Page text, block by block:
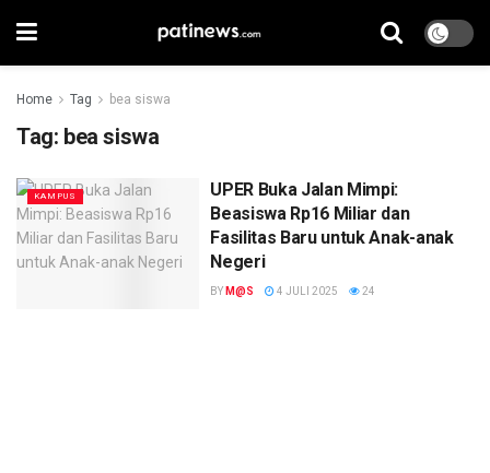
Home Tag bea siswa
Tag: bea siswa
KAMPUS
UPER Buka Jalan Mimpi:
Beasiswa Rp16 Miliar dan
Fasilitas Baru untuk Anak-anak
Negeri
BY M@S 4 JULI 2025 24